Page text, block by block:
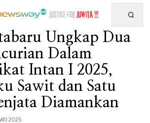
Ungkap Dua
Dalam
Intan I 2025,
Sawit dan Satu
Diamankan
2025